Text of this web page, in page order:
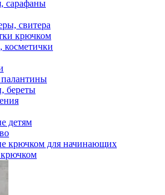
сарафаны
свитера
крючком
косметички
береты
детям
крючком для начинающих